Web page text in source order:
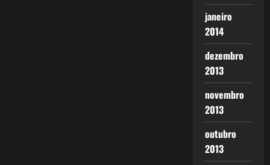
janeiro
2014
dezembro
2013
novembro
2013
outubro
2013